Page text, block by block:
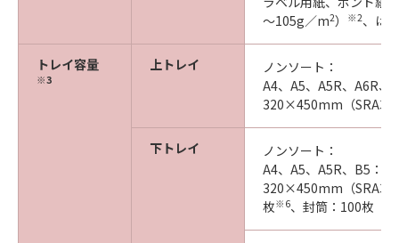
～105g／m2） ※2、は
トレイ容量
※3
上トレイ
ノンソート：
A4、A5、A5R、A6R、
320×450mm（SRA3
下トレイ
ノンソート：
A4、A5、A5R、B5：
320×450mm（SRA3
枚※6、封筒：100枚